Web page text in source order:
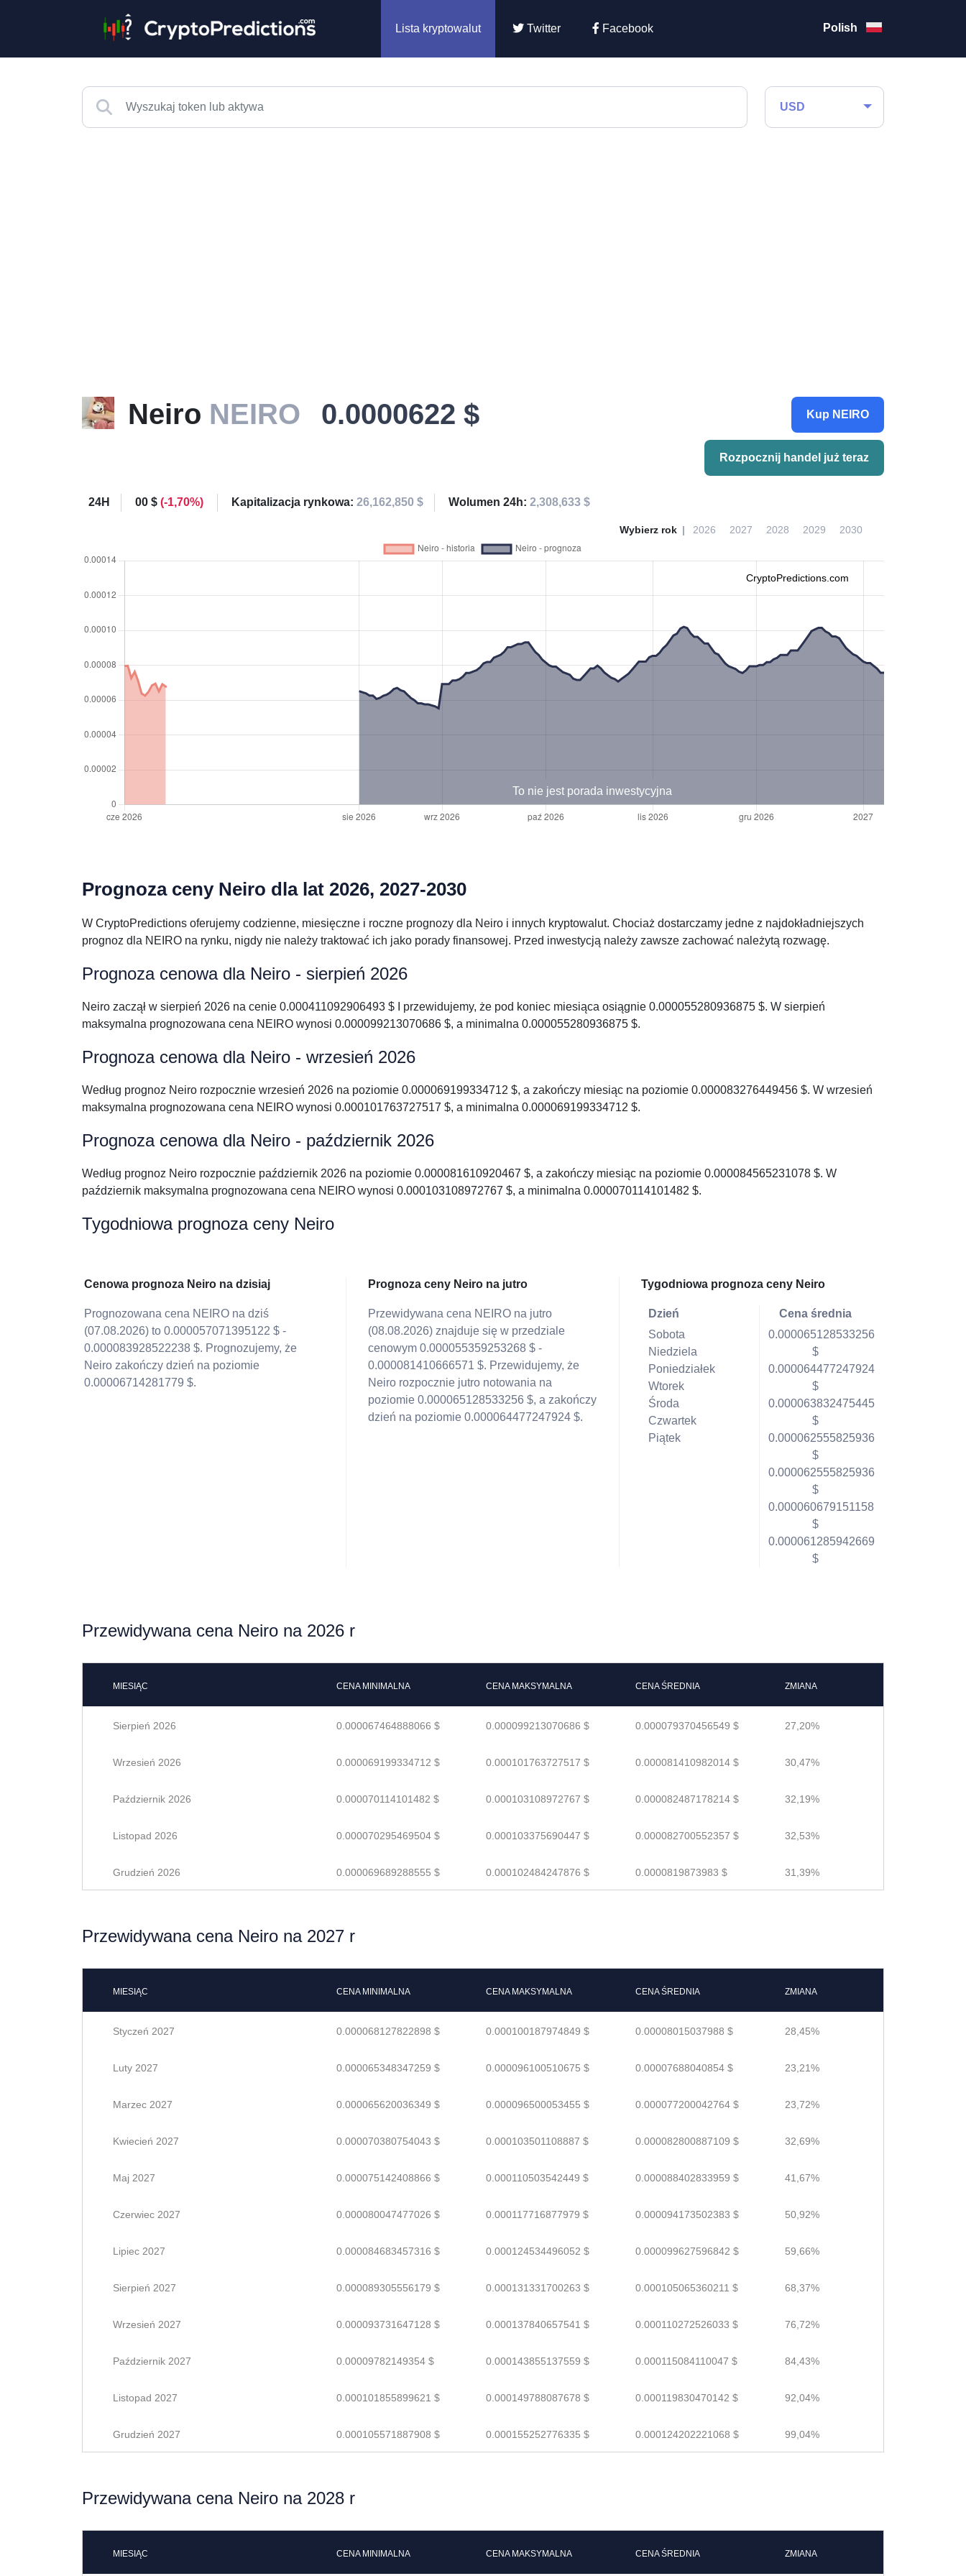
Lista kryptowalut Twitter Facebook Polish
USD
Neiro NEIRO 0.0000622 $ Kup NEIRO
Rozpocznij handel już teraz
24H 00 $ (-1,70%) Kapitalizacja rynkowa: 26,162,850 $ Wolumen 24h: 2,308,633 $
Wybierz rok 2026 2027 2028 2029 2030
CryptoPredictions.com
To nie jest porada inwestycyjna
Prognoza ceny Neiro dla lat 2026, 2027-2030
W CryptoPredictions oferujemy codzienne, miesięczne i roczne prognozy dla Neiro i innych kryptowalut. Chociaż dostarczamy jedne z najdokładniejszych
prognoz dla NEIRO na rynku, nigdy nie należy traktować ich jako porady finansowej. Przed inwestycją należy zawsze zachować należytą rozwagę.
Prognoza cenowa dla Neiro - sierpień 2026
Neiro zaczął w sierpień 2026 na cenie 0.000411092906493 $ I przewidujemy, że pod koniec miesiąca osiągnie 0.000055280936875 $. W sierpień
maksymalna prognozowana cena NEIRO wynosi 0.000099213070686 $, a minimalna 0.000055280936875 $.
Prognoza cenowa dla Neiro - wrzesień 2026
Według prognoz Neiro rozpocznie wrzesień 2026 na poziomie 0.000069199334712 $, a zakończy miesiąc na poziomie 0.000083276449456 $. W wrzesień
maksymalna prognozowana cena NEIRO wynosi 0.000101763727517 $, a minimalna 0.000069199334712 $.
Prognoza cenowa dla Neiro - październik 2026
Według prognoz Neiro rozpocznie październik 2026 na poziomie 0.000081610920467 $, a zakończy miesiąc na poziomie 0.000084565231078 $. W
październik maksymalna prognozowana cena NEIRO wynosi 0.000103108972767 $, a minimalna 0.000070114101482 $.
Tygodniowa prognoza ceny Neiro
Cenowa prognoza Neiro na dzisiaj
Prognozowana cena NEIRO na dziś
(07.08.2026) to 0.000057071395122 $ -
0.000083928522238 $. Prognozujemy, że
Neiro zakończy dzień na poziomie
0.00006714281779 $.
Prognoza ceny Neiro na jutro
Przewidywana cena NEIRO na jutro
(08.08.2026) znajduje się w przedziale
cenowym 0.000055359253268 $ -
0.000081410666571 $. Przewidujemy, że
Neiro rozpocznie jutro notowania na
poziomie 0.000065128533256 $, a zakończy
dzień na poziomie 0.000064477247924 $.
Tygodniowa prognoza ceny Neiro
Dzień
Sobota
Niedziela
Poniedziałek
Wtorek
Środa
Czwartek
Piątek
Cena średnia
0.000065128533256
$
0.000064477247924
$
0.000063832475445
$
0.000062555825936
$
0.000062555825936
$
0.000060679151158
$
0.000061285942669
$
Przewidywana cena Neiro na 2026 r
MIESIĄC CENA MINIMALNA CENA MAKSYMALNA CENA ŚREDNIA ZMIANA
Sierpień 2026 0.000067464888066 $ 0.000099213070686 $ 0.000079370456549 $ 27,20%
Wrzesień 2026 0.000069199334712 $ 0.000101763727517 $ 0.000081410982014 $ 30,47%
Październik 2026 0.000070114101482 $ 0.000103108972767 $ 0.000082487178214 $ 32,19%
Listopad 2026 0.000070295469504 $ 0.000103375690447 $ 0.000082700552357 $ 32,53%
Grudzień 2026 0.000069689288555 $ 0.000102484247876 $ 0.0000819873983 $ 31,39%
Przewidywana cena Neiro na 2027 r
MIESIĄC CENA MINIMALNA CENA MAKSYMALNA CENA ŚREDNIA ZMIANA
Styczeń 2027 0.000068127822898 $ 0.000100187974849 $ 0.00008015037988 $ 28,45%
Luty 2027 0.000065348347259 $ 0.000096100510675 $ 0.00007688040854 $ 23,21%
Marzec 2027 0.000065620036349 $ 0.000096500053455 $ 0.000077200042764 $ 23,72%
Kwiecień 2027 0.000070380754043 $ 0.000103501108887 $ 0.000082800887109 $ 32,69%
Maj 2027 0.000075142408866 $ 0.000110503542449 $ 0.000088402833959 $ 41,67%
Czerwiec 2027 0.000080047477026 $ 0.000117716877979 $ 0.000094173502383 $ 50,92%
Lipiec 2027 0.000084683457316 $ 0.000124534496052 $ 0.000099627596842 $ 59,66%
Sierpień 2027 0.000089305556179 $ 0.000131331700263 $ 0.000105065360211 $ 68,37%
Wrzesień 2027 0.000093731647128 $ 0.000137840657541 $ 0.000110272526033 $ 76,72%
Październik 2027 0.00009782149354 $ 0.000143855137559 $ 0.000115084110047 $ 84,43%
Listopad 2027 0.000101855899621 $ 0.000149788087678 $ 0.000119830470142 $ 92,04%
Grudzień 2027 0.000105571887908 $ 0.000155252776335 $ 0.000124202221068 $ 99,04%
Przewidywana cena Neiro na 2028 r
MIESIĄC CENA MINIMALNA CENA MAKSYMALNA CENA ŚREDNIA ZMIANA